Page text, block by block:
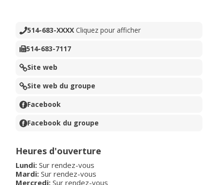
514-683-XXXX Cliquez pour afficher
514-683-7117
Site web
Site web du groupe
Facebook
Facebook du groupe
Heures d'ouverture
Lundi: Sur rendez-vous
Mardi: Sur rendez-vous
Mercredi: Sur rendez-vous